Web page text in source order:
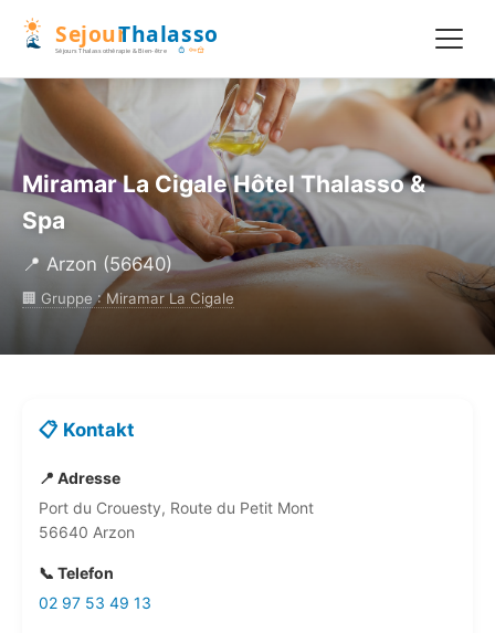
Miramar La Cigale Hôtel Thalasso &
Spa
📍 Arzon (56640)
🏢 Gruppe : Miramar La Cigale
📋 Kontakt
📍 Adresse
Port du Crouesty, Route du Petit Mont
56640 Arzon
📞 Telefon
02 97 53 49 13